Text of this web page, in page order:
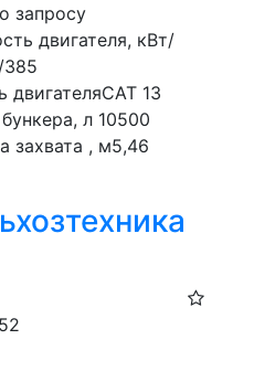
запросу
двигателя, кВт/
385
двигателяCAT 13
л 10500
захвата , м5,46